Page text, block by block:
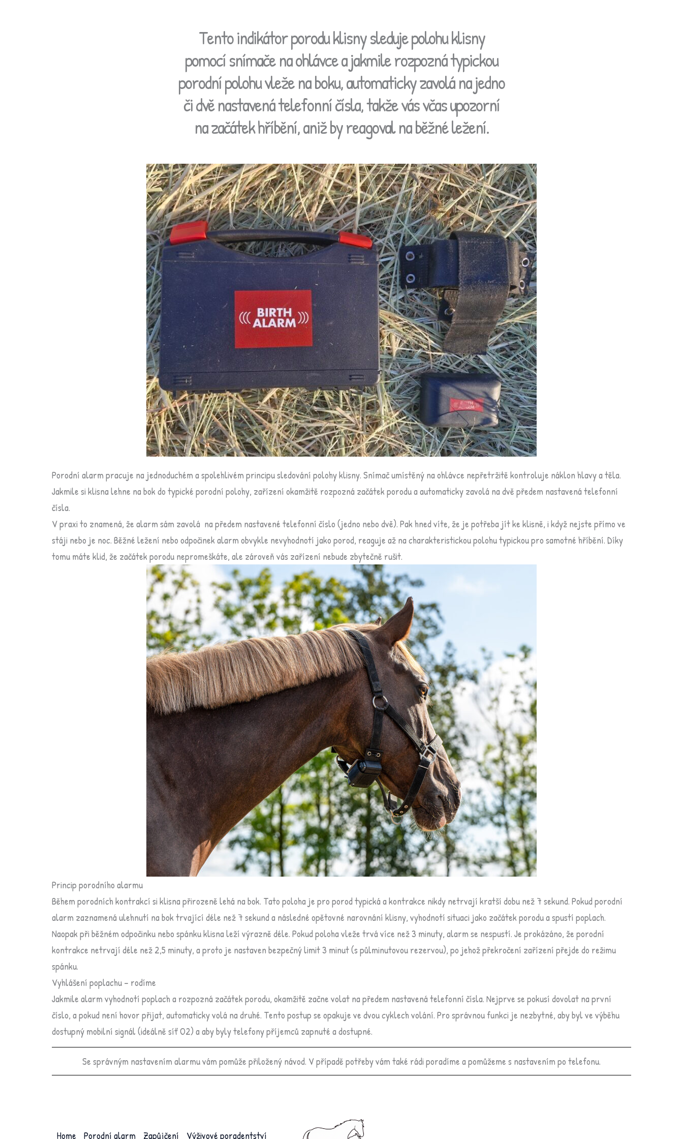
Tento indikátor porodu klisny sleduje polohu klisny
pomocí snímače na ohlávce a jakmile rozpozná typickou
porodní polohu vleže na boku, automaticky zavolá na jedno
či dvě nastavená telefonní čísla, takže vás včas upozorní
na začátek hříbění, aniž by reagoval na běžné ležení.
Porodní alarm pracuje na jednoduchém a spolehlivém principu sledování polohy klisny. Snímač umístěný na ohlávce nepřetržitě kontroluje náklon hlavy a těla.
Jakmile si klisna lehne na bok do typické porodní polohy, zařízení okamžitě rozpozná začátek porodu a automaticky zavolá na dvě předem nastavená telefonní
čísla.
V praxi to znamená, že alarm sám zavolá na předem nastavené telefonní číslo (jedno nebo dvě). Pak hned víte, že je potřeba jít ke klisně, i když nejste přímo ve
stáji nebo je noc. Běžné ležení nebo odpočinek alarm obvykle nevyhodnotí jako porod, reaguje až na charakteristickou polohu typickou pro samotné hříbění. Díky
tomu máte klid, že začátek porodu nepromeškáte, ale zároveň vás zařízení nebude zbytečně rušit.
Princip porodního alarmu
Během porodních kontrakcí si klisna přirozeně lehá na bok. Tato poloha je pro porod typická a kontrakce nikdy netrvají kratší dobu než 7 sekund. Pokud porodní
alarm zaznamená ulehnutí na bok trvající déle než 7 sekund a následné opětovné narovnání klisny, vyhodnotí situaci jako začátek porodu a spustí poplach.
Naopak při běžném odpočinku nebo spánku klisna leží výrazně déle. Pokud poloha vleže trvá více než 3 minuty, alarm se nespustí. Je prokázáno, že porodní
kontrakce netrvají déle než 2,5 minuty, a proto je nastaven bezpečný limit 3 minut (s půlminutovou rezervou), po jehož překročení zařízení přejde do režimu
spánku.
Vyhlášení poplachu – rodíme
Jakmile alarm vyhodnotí poplach a rozpozná začátek porodu, okamžitě začne volat na předem nastavená telefonní čísla. Nejprve se pokusí dovolat na první
číslo, a pokud není hovor přijat, automaticky volá na druhé. Tento postup se opakuje ve dvou cyklech volání. Pro správnou funkci je nezbytné, aby byl ve výběhu
dostupný mobilní signál (ideálně síť O2) a aby byly telefony příjemců zapnuté a dostupné.
Se správným nastavením alarmu vám pomůže přiložený návod. V případě potřeby vám také rádi poradíme a pomůžeme s nastavením po telefonu.
Home Porodní alarm Zapůjčení Výživové poradentství